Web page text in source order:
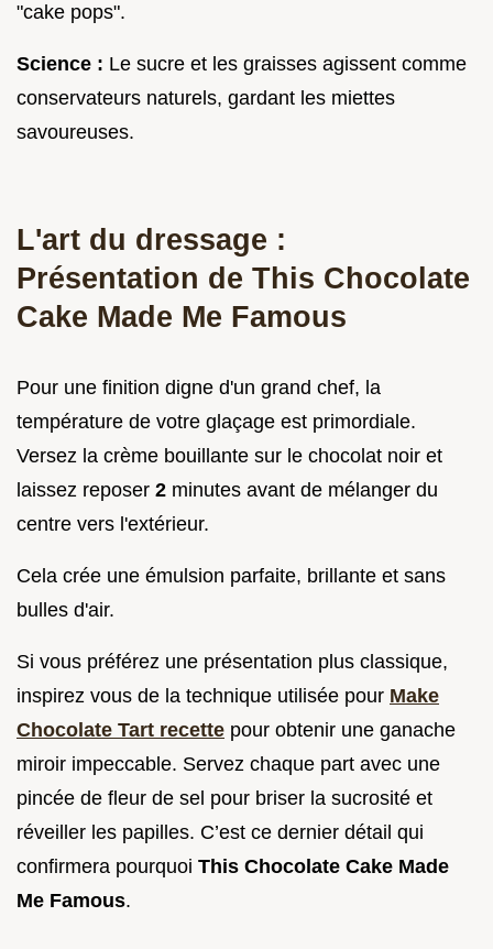
"cake pops".
Science : Le sucre et les graisses agissent comme
conservateurs naturels, gardant les miettes
savoureuses.
L'art du dressage :
Présentation de This Chocolate
Cake Made Me Famous
Pour une finition digne d'un grand chef, la
température de votre glaçage est primordiale.
Versez la crème bouillante sur le chocolat noir et
laissez reposer 2 minutes avant de mélanger du
centre vers l'extérieur.
Cela crée une émulsion parfaite, brillante et sans
bulles d'air.
Si vous préférez une présentation plus classique,
inspirez vous de la technique utilisée pour Make
Chocolate Tart recette pour obtenir une ganache
miroir impeccable. Servez chaque part avec une
pincée de fleur de sel pour briser la sucrosité et
réveiller les papilles. C’est ce dernier détail qui
confirmera pourquoi This Chocolate Cake Made
Me Famous.